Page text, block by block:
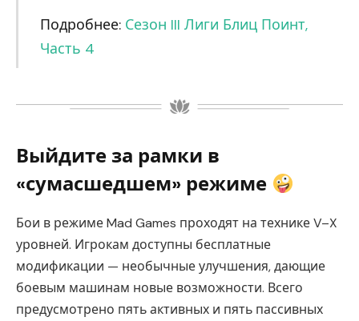
Подробнее: Сезон III Лиги Блиц Поинт,
Часть 4
Выйдите за рамки в
«сумасшедшем» режиме
Бои в режиме Mad Games проходят на технике V–X
уровней. Игрокам доступны бесплатные
модификации — необычные улучшения, дающие
боевым машинам новые возможности. Всего
предусмотрено пять активных и пять пассивных